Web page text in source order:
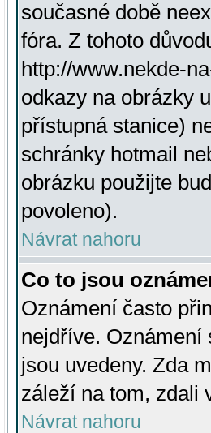
současné době
fóra. Z tohoto
http://www.nekde-
odkazy na obrázky
přístupná stanice)
schránky hotmail
obrázku použijte
povoleno).
Návrat nahoru
Co to jsou
Oznámení často
nejdříve. Oznámení
jsou uvedeny. Zda
záleží na tom, zdali
Návrat nahoru